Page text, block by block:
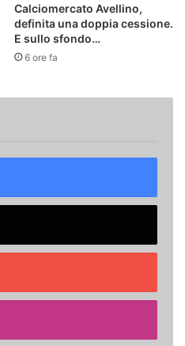
Calciomercato Avellino,
definita una doppia cessione.
E sullo sfondo…
6 ore fa